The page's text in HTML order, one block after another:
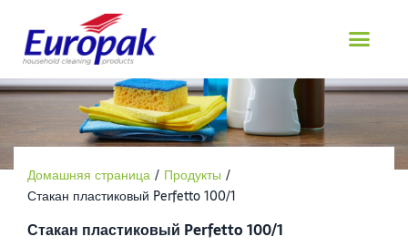
содержанию
Домашняя страница / Продукты /
Стакан пластиковый Perfetto 100/1
Стакан пластиковый Perfetto 100/1